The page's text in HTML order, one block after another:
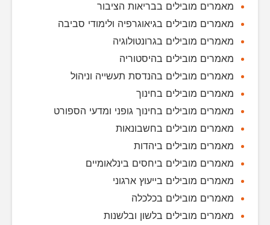
מאמרים מובילים בבריאות הציבור
מאמרים מובילים בגיאוגרפיה ולימודי סביבה
מאמרים מובילים בגרונטולוגיה
מאמרים מובילים בהיסטוריה
מאמרים מובילים בהנדסת תעשייה וניהול
מאמרים מובילים בחינוך
מאמרים מובילים בחינוך גופני ומדעי הספורט
מאמרים מובילים בחשבונאות
מאמרים מובילים ביהדות
מאמרים מובילים ביחסים בינלאומיים
מאמרים מובילים בייעוץ ארגוני
מאמרים מובילים בכלכלה
מאמרים מובילים בלשון ובלשנות